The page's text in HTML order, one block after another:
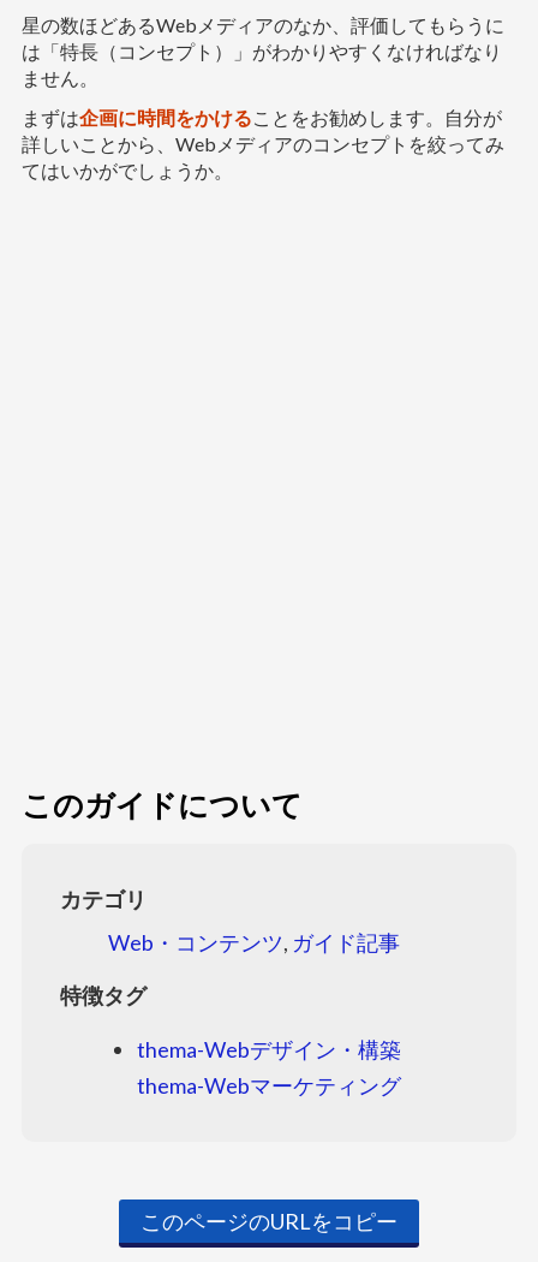
星の数ほどあるWebメディアのなか、評価してもらうに
は「特長（コンセプト）」がわかりやすくなければなり
ません。
まずは企画に時間をかけることをお勧めします。自分が
詳しいことから、Webメディアのコンセプトを絞ってみ
てはいかがでしょうか。
このガイドについて
カテゴリ
Web・コンテンツ, ガイド記事
特徴タグ
thema-Webデザイン・構築
thema-Webマーケティング
このページのURLをコピー